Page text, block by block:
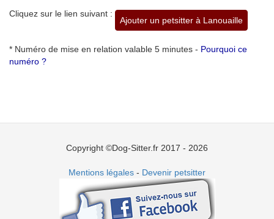
Cliquez sur le lien suivant :
Ajouter un petsitter à Lanouaille
* Numéro de mise en relation valable 5 minutes - Pourquoi ce
numéro ?
Copyright ©Dog-Sitter.fr 2017 - 2026
Mentions légales - Devenir petsitter